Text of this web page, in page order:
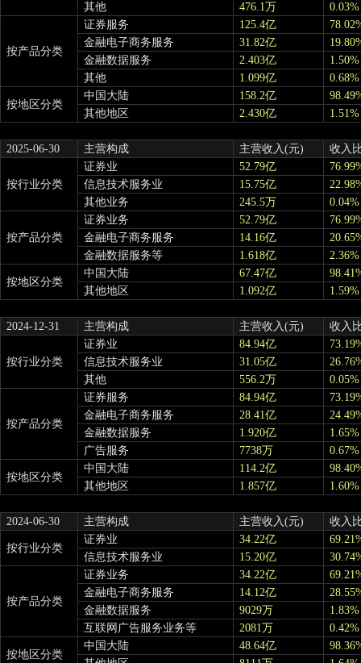
其他
476.1万 0.03%
按产品分类
证券服务 125.4亿
金融电子商务服务
31.82亿
金融数据服务
2.403亿
1.50%
其他
1.099亿 0.68%
按地区分类
中国大陆 158.2亿
其他地区
2.430亿 1.51%
2025-06-30 主营构成 主营收入(元) 收入
按行业分类
证券业 52.79亿
信息技术服务业
15.75亿
其他业务
245.5万 0.04%
按产品分类
证券业务 52.79亿
金融电子商务服务
14.16亿
金融数据服务等
1.618亿 2.36%
按地区分类
中国大陆 67.47亿
其他地区
1.092亿 1.59%
2024-12-31 主营构成 主营收入(元) 收入
按行业分类
证券业 84.94亿
信息技术服务业
31.05亿
其他
556.2万 0.05%
按产品分类
证券服务 84.94亿
金融电子商务服务
28.41亿
金融数据服务
1.920亿
1.65%
广告服务
7738万 0.67%
按地区分类
中国大陆 114.2亿
其他地区
1.857亿 1.60%
2024-06-30 主营构成 主营收入(元) 收入
按行业分类
证券业 34.22亿
信息技术服务业
15.20亿
按产品分类
证券业务 34.22亿
金融电子商务服务
14.12亿
金融数据服务
9029万
1.83%
互联网广告服务业务等
2081万 0.42%
按地区分类
中国大陆 48.64亿